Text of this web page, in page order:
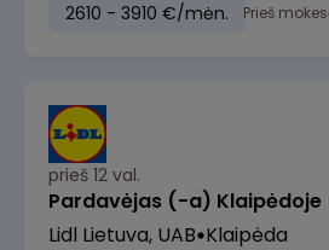
2610 - 3910 €/mėn. Prieš
prieš 12 val.
Pardavėjas (-a) Klaipėdoje
Lidl Lietuva, UAB Klaipėda